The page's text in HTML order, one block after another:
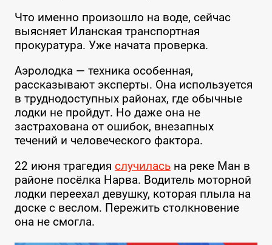
Что именно произошло на воде, сейчас
выясняет Иланская транспортная
прокуратура. Уже начата проверка.
Аэролодка — техника особенная,
рассказывают эксперты. Она используется
в труднодоступных районах, где обычные
лодки не пройдут. Но даже она не
застрахована от ошибок, внезапных
течений и человеческого фактора.
22 июня трагедия случиласьна реке Ман в
районе посёлка Нарва. Водитель моторной
лодки переехал девушку, которая плыла на
доске с веслом. Пережить столкновение
она не смогла.